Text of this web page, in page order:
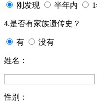
刚发现 半年内
4.是否有家族遗传史？
有 没有
姓名：
性别：